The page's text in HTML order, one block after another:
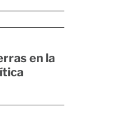
en la